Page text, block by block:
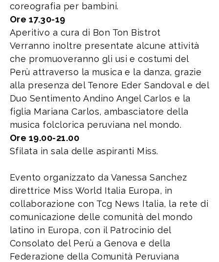
coreografia per bambini.
Ore 17.30-19
Aperitivo a cura di Bon Ton Bistrot
Verranno inoltre presentate alcune attività
che promuoveranno gli usi e costumi del
Perù attraverso la musica e la danza, grazie
alla presenza del Tenore Eder Sandoval e del
Duo Sentimento Andino Angel Carlos e la
figlia Mariana Carlos, ambasciatore della
musica folclorica peruviana nel mondo.
Ore 19.00-21.00
Sfilata in sala delle aspiranti Miss.
Evento organizzato da Vanessa Sanchez
direttrice Miss World Italia Europa, in
collaborazione con Tcg News Italia, la rete di
comunicazione delle comunità del mondo
latino in Europa, con il Patrocinio del
Consolato del Perù a Genova e della
Federazione della Comunità Peruviana